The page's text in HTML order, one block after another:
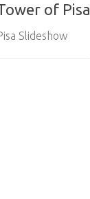
of Pisa
Slideshow